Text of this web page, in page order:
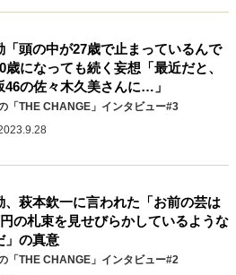
60代のネクストステージ
き合い方
「頭の中が27歳で止まっているんで
歳になっても続く妄想「最近だと、
46の佐々木久美さんに…」
「THE CHANGE」インタビュー#3
、萩本欽一に言われた「お前の芸は
の札束を見せびらかしているような
」の真意
「THE CHANGE」インタビュー#2